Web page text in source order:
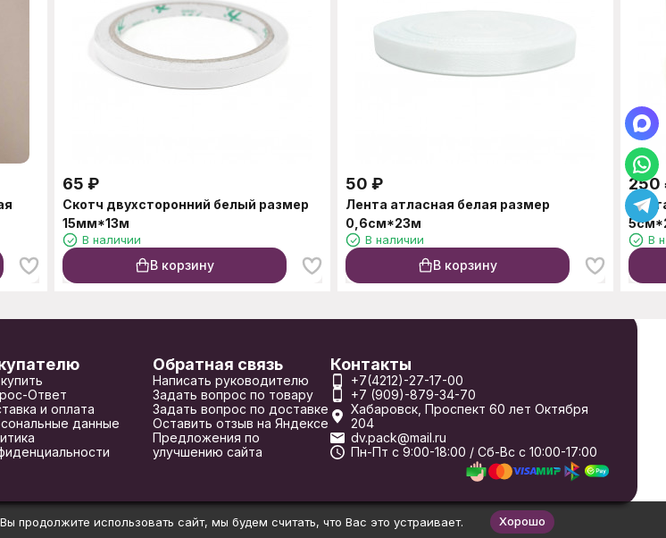
65 ₽
Скотч двухсторонний белый размер
15мм*13м
В наличии
В корзину
50 ₽
Лента атласная белая размер
0,6см*23м
В наличии
В корзину
250
В
Ответ
и оплата
данные
Обратная связь
Написать руководителю
Задать вопрос по товару
Задать вопрос по доставке
Оставить отзыв на Яндексе
Предложения по
улучшению сайта
Контакты
+7(4212)-27-17-00
+7 (909)-879-34-70
Хабаровск, Проспект 60 лет Октября
204
dv.pack@mail.ru
Пн-Пт с 9:00-18:00 / Сб-Вс с 10:00-17:00
использовать сайт, мы будем считать, что Вас это устраивает. Хорошо